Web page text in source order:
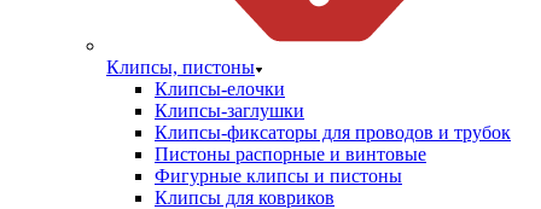
Клипсы, пистоны
Клипсы-елочки
Клипсы-заглушки
Клипсы-фиксаторы для проводов и трубок
Пистоны распорные и винтовые
Фигурные клипсы и пистоны
Клипсы для ковриков